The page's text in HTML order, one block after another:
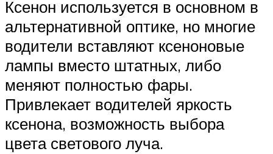
Ксенон используется в основном в
альтернативной оптике, но многие
водители вставляют ксеноновые
лампы вместо штатных, либо
меняют полностью фары.
Привлекает водителей яркость
ксенона, возможность выбора
цвета светового луча.